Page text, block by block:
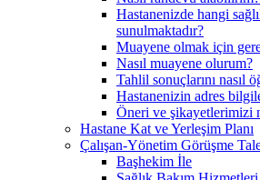
Hastanenizde hangi
sunulmaktadır?
Muayene olmak için
Nasıl muayene olurum?
Tahlil sonuçlarını nasıl
Hastanenizin adres
Öneri ve şikayetlerimizi
Hastane Kat ve Yerleşim Planı
Çalışan-Yönetim Görüşme
Başhekim İle